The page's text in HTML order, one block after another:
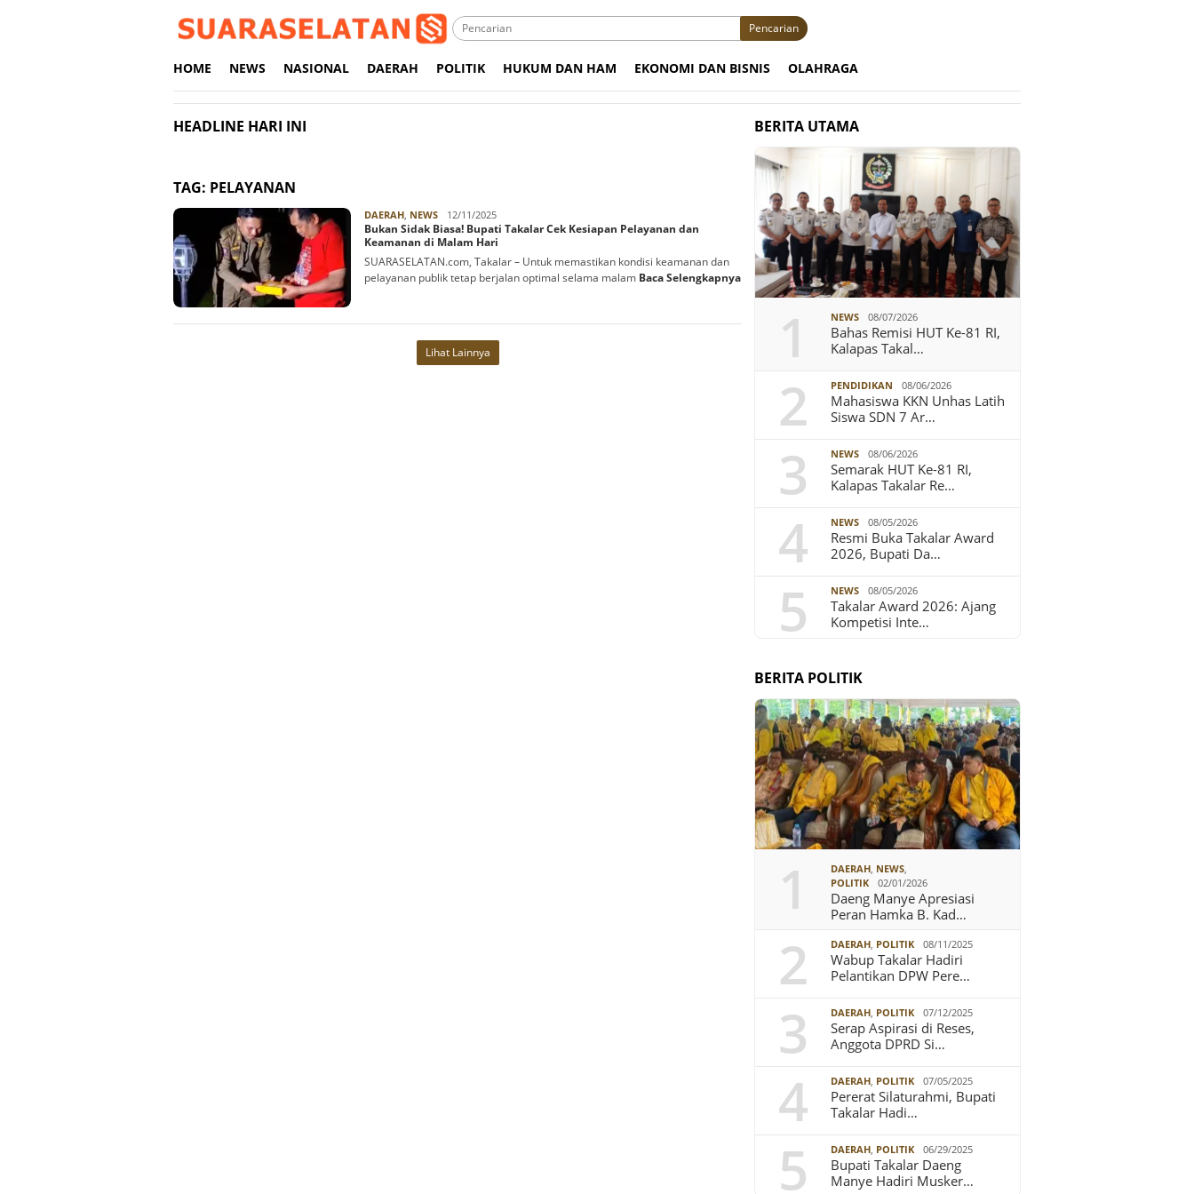
Pencarian
HOME NEWS NASIONAL DAERAH POLITIK HUKUM DAN HAM EKONOMI DAN BISNIS OLAHRAGA
HEADLINE HARI INI
TAG: PELAYANAN
DAERAH, NEWSRabbani
12/11/2025
Bukan Sidak Biasa! Bupati Takalar Cek Kesiapan Pelayanan dan
Keamanan di Malam Hari
SUARASELATAN.com, Takalar – Untuk memastikan kondisi keamanan dan
pelayanan publik tetap berjalan optimal selama malam Baca Selengkapnya
Lihat Lainnya
BERITA UTAMA
1 NEWS 08/07/2026
Bahas Remisi HUT Ke-81 RI,
Kalapas Takal…
2 PENDIDIKAN 08/06/2026
Mahasiswa KKN Unhas Latih
Siswa SDN 7 Ar…
3 NEWS 08/06/2026
Semarak HUT Ke-81 RI,
Kalapas Takalar Re…
4 NEWS 08/05/2026
Resmi Buka Takalar Award
2026, Bupati Da…
5 NEWS 08/05/2026
Takalar Award 2026: Ajang
Kompetisi Inte…
BERITA POLITIK
1 DAERAH, NEWS,
POLITIK
02/01/2026
Daeng Manye Apresiasi
Peran Hamka B. Kad…
2 DAERAH, POLITIK 08/11/2025
Wabup Takalar Hadiri
Pelantikan DPW Pere…
3 DAERAH, POLITIK 07/12/2025
Serap Aspirasi di Reses,
Anggota DPRD Si…
4 DAERAH, POLITIK 07/05/2025
Pererat Silaturahmi, Bupati
Takalar Hadi…
5 DAERAH, POLITIK 06/29/2025
Bupati Takalar Daeng
Manye Hadiri Musker…